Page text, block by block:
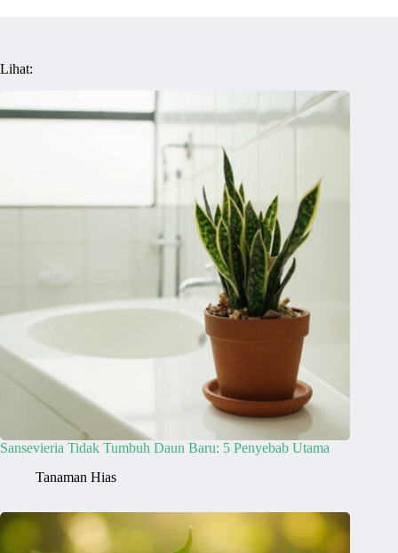
Lihat:
Sansevieria Tidak Tumbuh Daun Baru: 5 Penyebab Utama
Tanaman Hias